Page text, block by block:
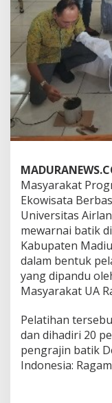
Masyarakat
Ekowisata
Universitas
mewarnai batik
Kabupaten
dalam bentuk
yang dipandu
Masyarakat UA
Pelatihan
dan dihadiri 20
pengrajin batik
Indonesia: